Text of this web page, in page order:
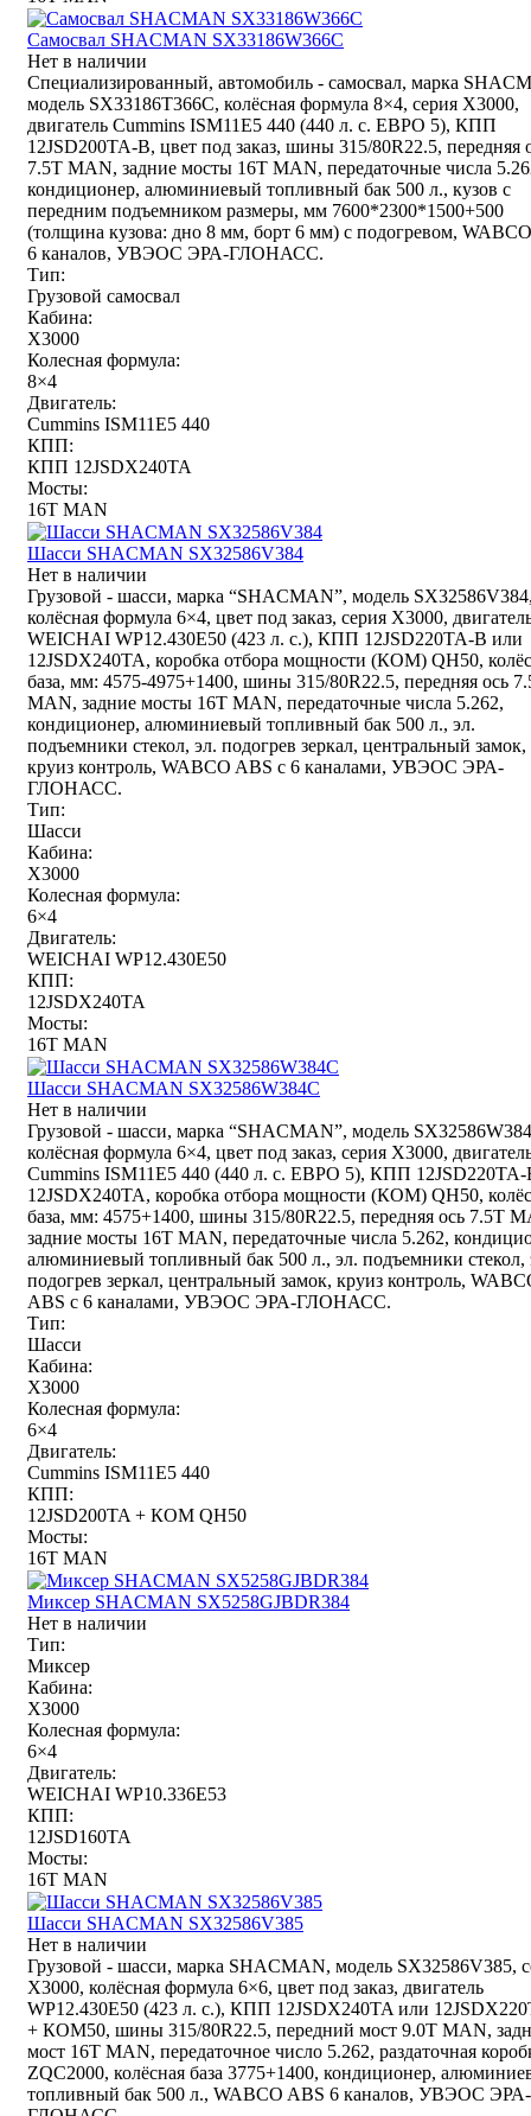
Самосвал SHACMAN SX33186W366C
Нет в наличии
Специализированный, автомобиль - самосвал, марка
модель SX33186T366С, колёсная формула 8×4, серия X3000,
двигатель Cummins ISM11E5 440 (440 л. с. ЕВРО 5), КПП
12JSD200TA-В, цвет под заказ, шины 315/80R22.5, передняя
7.5T MAN, задние мосты 16T MAN, передаточные числа
кондиционер, алюминиевый топливный бак 500 л., кузов с
передним подъемником размеры, мм 7600*2300*1500+500
(толщина кузова: дно 8 мм, борт 6 мм) с подогревом,
6 каналов, УВЭОС ЭРА-ГЛОНАСС.
Тип:
Грузовой самосвал
Кабина:
X3000
Колесная формула:
8×4
Двигатель:
Cummins ISM11E5 440
КПП:
КПП 12JSDX240TA
Мосты:
16T MAN
Шасси SHACMAN SX32586V384
Нет в наличии
Грузовой - шасси, марка “SHACMAN”, модель
колёсная формула 6×4, цвет под заказ, серия X3000,
WEICHAI WP12.430E50 (423 л. с.), КПП 12JSD220TA-B или
12JSDX240TA, коробка отбора мощности (КОМ) QH50,
база, мм: 4575-4975+1400, шины 315/80R22.5, передняя ось
MAN, задние мосты 16T MAN, передаточные числа 5.262,
кондиционер, алюминиевый топливный бак 500 л., эл.
подъемники стекол, эл. подогрев зеркал, центральный замок,
круиз контроль, WABCO ABS с 6 каналами, УВЭОС ЭРА-
ГЛОНАСС.
Тип:
Шасси
Кабина:
X3000
Колесная формула:
6×4
Двигатель:
WEICHAI WP12.430E50
КПП:
12JSDX240TA
Мосты:
16T MAN
Шасси SHACMAN SX32586W384C
Нет в наличии
Грузовой - шасси, марка “SHACMAN”, модель
колёсная формула 6×4, цвет под заказ, серия X3000,
Cummins ISM11E5 440 (440 л. с. ЕВРО 5), КПП
12JSDX240TA, коробка отбора мощности (КОМ) QH50,
база, мм: 4575+1400, шины 315/80R22.5, передняя ось 7.5T
задние мосты 16T MAN, передаточные числа 5.262,
алюминиевый топливный бак 500 л., эл. подъемники стекол,
подогрев зеркал, центральный замок, круиз контроль,
ABS с 6 каналами, УВЭОС ЭРА-ГЛОНАСС.
Тип:
Шасси
Кабина:
X3000
Колесная формула:
6×4
Двигатель:
Cummins ISM11E5 440
КПП:
12JSD200TA + КОМ QH50
Мосты:
16T MAN
Миксер SHACMAN SX5258GJBDR384
Нет в наличии
Тип:
Миксер
Кабина:
X3000
Колесная формула:
6×4
Двигатель:
WEICHAI WP10.336E53
КПП:
12JSD160TA
Мосты:
16T MAN
Шасси SHACMAN SX32586V385
Нет в наличии
Грузовой - шасси, марка SHACMAN, модель SX32586V385,
X3000, колёсная формула 6×6, цвет под заказ, двигатель
WP12.430E50 (423 л. с.), КПП 12JSDX240TA или
+ КОМ50, шины 315/80R22.5, передний мост 9.0T MAN,
мост 16T MAN, передаточное число 5.262, раздаточная
ZQC2000, колёсная база 3775+1400, кондиционер,
топливный бак 500 л., WABCO ABS 6 каналов, УВЭОС ЭРА-